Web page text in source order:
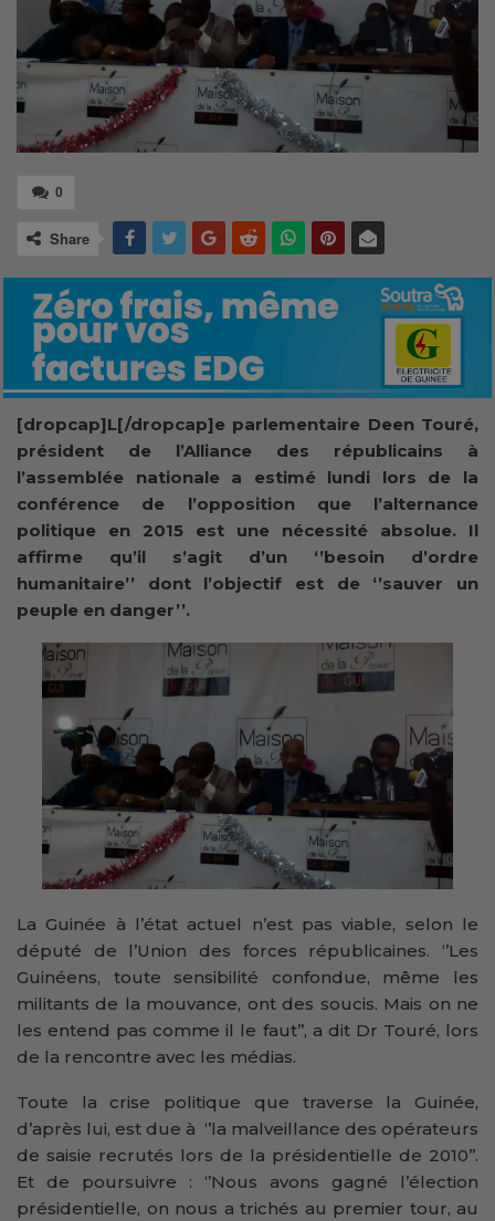
0
Share
[dropcap]L[/dropcap]e parlementaire Deen Touré,
président de l’Alliance des républicains à
l’assemblée nationale a estimé lundi lors de la
conférence de l’opposition que l’alternance
politique en 2015 est une nécessité absolue. Il
affirme qu’il s’agit d’un ‘’besoin d’ordre
humanitaire’’ dont l’objectif est de ‘’sauver un
peuple en danger’’.
La Guinée à l’état actuel n’est pas viable, selon le
député de l’Union des forces républicaines. ‘’Les
Guinéens, toute sensibilité confondue, même les
militants de la mouvance, ont des soucis. Mais on ne
les entend pas comme il le faut’’, a dit Dr Touré, lors
de la rencontre avec les médias.
Toute la crise politique que traverse la Guinée,
d’après lui, est due à ‘’la malveillance des opérateurs
de saisie recrutés lors de la présidentielle de 2010’’.
Et de poursuivre : ‘’Nous avons gagné l’élection
présidentielle, on nous a trichés au premier tour, au